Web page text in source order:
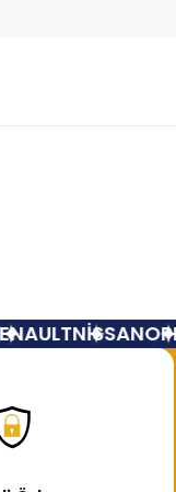
NİSSANOPEL